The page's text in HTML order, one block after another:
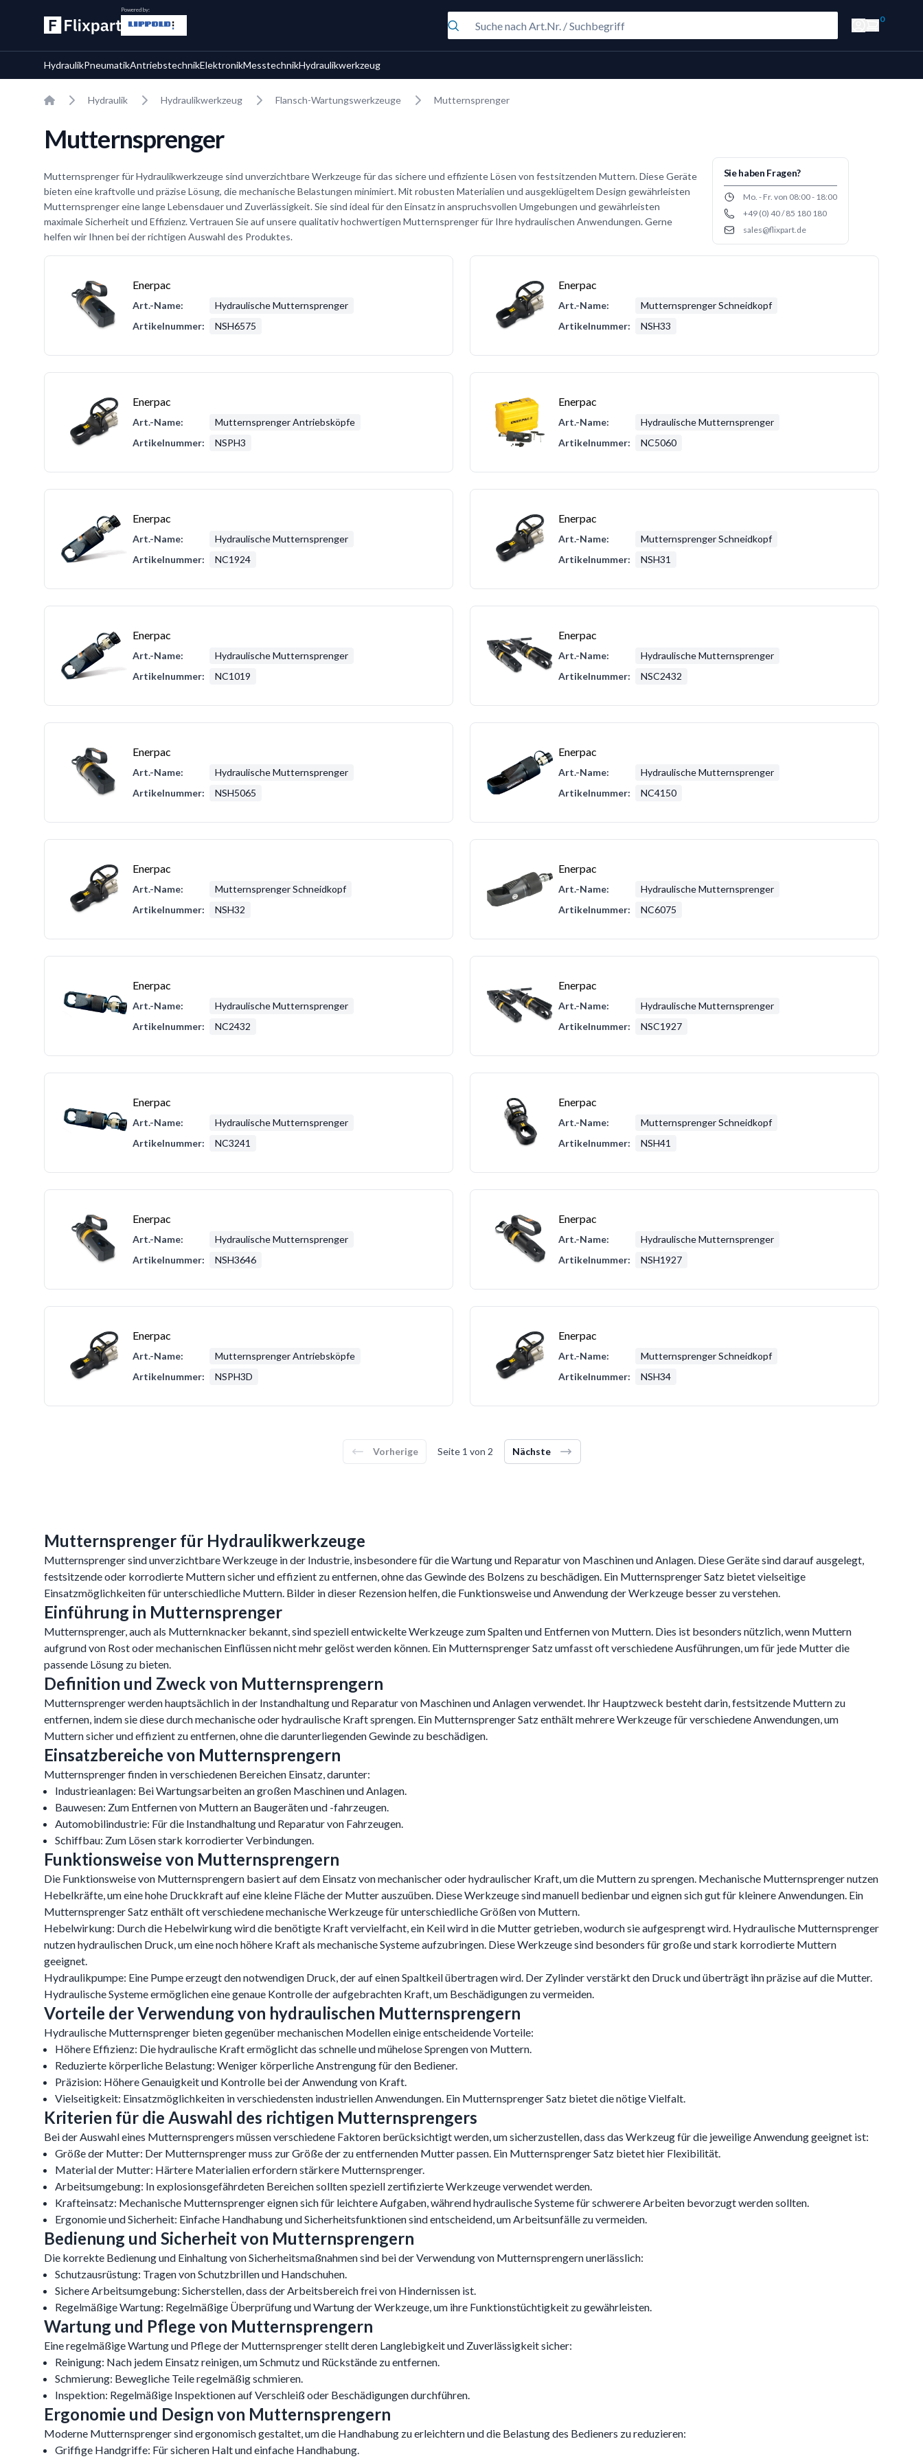
Powered by:
0
HydraulikPneumatikAntriebstechnikElektronikMesstechnikHydraulikwerkzeug
Home Hydraulik Hydraulikwerkzeug Flansch-Wartungswerkzeuge Mutternsprenger
Mutternsprenger
Mutternsprenger für Hydraulikwerkzeuge sind unverzichtbare Werkzeuge für das sichere und effiziente Lösen von festsitzenden Muttern. Diese Geräte
bieten eine kraftvolle und präzise Lösung, die mechanische Belastungen minimiert. Mit robusten Materialien und ausgeklügeltem Design gewährleisten
Mutternsprenger eine lange Lebensdauer und Zuverlässigkeit. Sie sind ideal für den Einsatz in anspruchsvollen Umgebungen und gewährleisten
maximale Sicherheit und Effizienz. Vertrauen Sie auf unsere qualitativ hochwertigen Mutternsprenger für Ihre hydraulischen Anwendungen. Gerne
helfen wir Ihnen bei der richtigen Auswahl des Produktes.
Sie haben Fragen?
Opening hours
Mo. - Fr. von 08:00 - 18:00
Phone number
+49 (0) 40 / 85 180 180
Emailsales@flixpart.de
Enerpac
Art.-Name:
Hydraulische Mutternsprenger
Artikelnummer:
NSH6575
Enerpac
Art.-Name:
Mutternsprenger Schneidkopf
Artikelnummer:
NSH33
Enerpac
Art.-Name:
Mutternsprenger Antriebsköpfe
Artikelnummer:
NSPH3
Enerpac
Art.-Name:
Hydraulische Mutternsprenger
Artikelnummer:
NC5060
Enerpac
Art.-Name:
Hydraulische Mutternsprenger
Artikelnummer:
NC1924
Enerpac
Art.-Name:
Mutternsprenger Schneidkopf
Artikelnummer:
NSH31
Enerpac
Art.-Name:
Hydraulische Mutternsprenger
Artikelnummer:
NC1019
Enerpac
Art.-Name:
Hydraulische Mutternsprenger
Artikelnummer:
NSC2432
Enerpac
Art.-Name:
Hydraulische Mutternsprenger
Artikelnummer:
NSH5065
Enerpac
Art.-Name:
Hydraulische Mutternsprenger
Artikelnummer:
NC4150
Enerpac
Art.-Name:
Mutternsprenger Schneidkopf
Artikelnummer:
NSH32
Enerpac
Art.-Name:
Hydraulische Mutternsprenger
Artikelnummer:
NC6075
Enerpac
Art.-Name:
Hydraulische Mutternsprenger
Artikelnummer:
NC2432
Enerpac
Art.-Name:
Hydraulische Mutternsprenger
Artikelnummer:
NSC1927
Enerpac
Art.-Name:
Hydraulische Mutternsprenger
Artikelnummer:
NC3241
Enerpac
Art.-Name:
Mutternsprenger Schneidkopf
Artikelnummer:
NSH41
Enerpac
Art.-Name:
Hydraulische Mutternsprenger
Artikelnummer:
NSH3646
Enerpac
Art.-Name:
Hydraulische Mutternsprenger
Artikelnummer:
NSH1927
Enerpac
Art.-Name:
Mutternsprenger Antriebsköpfe
Artikelnummer:
NSPH3D
Enerpac
Art.-Name:
Mutternsprenger Schneidkopf
Artikelnummer:
NSH34
Vorherige Seite 1 von 2 Nächste
Mutternsprenger für Hydraulikwerkzeuge
Mutternsprenger sind unverzichtbare Werkzeuge in der Industrie, insbesondere für die Wartung und Reparatur von Maschinen und Anlagen. Diese Geräte sind darauf ausgelegt,
festsitzende oder korrodierte Muttern sicher und effizient zu entfernen, ohne das Gewinde des Bolzens zu beschädigen. Ein Mutternsprenger Satz bietet vielseitige
Einsatzmöglichkeiten für unterschiedliche Muttern. Bilder in dieser Rezension helfen, die Funktionsweise und Anwendung der Werkzeuge besser zu verstehen.
Einführung in Mutternsprenger
Mutternsprenger, auch als Mutternknacker bekannt, sind speziell entwickelte Werkzeuge zum Spalten und Entfernen von Muttern. Dies ist besonders nützlich, wenn Muttern
aufgrund von Rost oder mechanischen Einflüssen nicht mehr gelöst werden können. Ein Mutternsprenger Satz umfasst oft verschiedene Ausführungen, um für jede Mutter die
passende Lösung zu bieten.
Definition und Zweck von Mutternsprengern
Mutternsprenger werden hauptsächlich in der Instandhaltung und Reparatur von Maschinen und Anlagen verwendet. Ihr Hauptzweck besteht darin, festsitzende Muttern zu
entfernen, indem sie diese durch mechanische oder hydraulische Kraft sprengen. Ein Mutternsprenger Satz enthält mehrere Werkzeuge für verschiedene Anwendungen, um
Muttern sicher und effizient zu entfernen, ohne die darunterliegenden Gewinde zu beschädigen.
Einsatzbereiche von Mutternsprengern
Mutternsprenger finden in verschiedenen Bereichen Einsatz, darunter:
Industrieanlagen: Bei Wartungsarbeiten an großen Maschinen und Anlagen.
Bauwesen: Zum Entfernen von Muttern an Baugeräten und -fahrzeugen.
Automobilindustrie: Für die Instandhaltung und Reparatur von Fahrzeugen.
Schiffbau: Zum Lösen stark korrodierter Verbindungen.
Funktionsweise von Mutternsprengern
Die Funktionsweise von Mutternsprengern basiert auf dem Einsatz von mechanischer oder hydraulischer Kraft, um die Muttern zu sprengen. Mechanische Mutternsprenger nutzen
Hebelkräfte, um eine hohe Druckkraft auf eine kleine Fläche der Mutter auszuüben. Diese Werkzeuge sind manuell bedienbar und eignen sich gut für kleinere Anwendungen. Ein
Mutternsprenger Satz enthält oft verschiedene mechanische Werkzeuge für unterschiedliche Größen von Muttern.
Hebelwirkung: Durch die Hebelwirkung wird die benötigte Kraft vervielfacht, ein Keil wird in die Mutter getrieben, wodurch sie aufgesprengt wird. Hydraulische Mutternsprenger
nutzen hydraulischen Druck, um eine noch höhere Kraft als mechanische Systeme aufzubringen. Diese Werkzeuge sind besonders für große und stark korrodierte Muttern
geeignet.
Hydraulikpumpe: Eine Pumpe erzeugt den notwendigen Druck, der auf einen Spaltkeil übertragen wird. Der Zylinder verstärkt den Druck und überträgt ihn präzise auf die Mutter.
Hydraulische Systeme ermöglichen eine genaue Kontrolle der aufgebrachten Kraft, um Beschädigungen zu vermeiden.
Vorteile der Verwendung von hydraulischen Mutternsprengern
Hydraulische Mutternsprenger bieten gegenüber mechanischen Modellen einige entscheidende Vorteile:
Höhere Effizienz: Die hydraulische Kraft ermöglicht das schnelle und mühelose Sprengen von Muttern.
Reduzierte körperliche Belastung: Weniger körperliche Anstrengung für den Bediener.
Präzision: Höhere Genauigkeit und Kontrolle bei der Anwendung von Kraft.
Vielseitigkeit: Einsatzmöglichkeiten in verschiedensten industriellen Anwendungen. Ein Mutternsprenger Satz bietet die nötige Vielfalt.
Kriterien für die Auswahl des richtigen Mutternsprengers
Bei der Auswahl eines Mutternsprengers müssen verschiedene Faktoren berücksichtigt werden, um sicherzustellen, dass das Werkzeug für die jeweilige Anwendung geeignet ist:
Größe der Mutter: Der Mutternsprenger muss zur Größe der zu entfernenden Mutter passen. Ein Mutternsprenger Satz bietet hier Flexibilität.
Material der Mutter: Härtere Materialien erfordern stärkere Mutternsprenger.
Arbeitsumgebung: In explosionsgefährdeten Bereichen sollten speziell zertifizierte Werkzeuge verwendet werden.
Krafteinsatz: Mechanische Mutternsprenger eignen sich für leichtere Aufgaben, während hydraulische Systeme für schwerere Arbeiten bevorzugt werden sollten.
Ergonomie und Sicherheit: Einfache Handhabung und Sicherheitsfunktionen sind entscheidend, um Arbeitsunfälle zu vermeiden.
Bedienung und Sicherheit von Mutternsprengern
Die korrekte Bedienung und Einhaltung von Sicherheitsmaßnahmen sind bei der Verwendung von Mutternsprengern unerlässlich:
Schutzausrüstung: Tragen von Schutzbrillen und Handschuhen.
Sichere Arbeitsumgebung: Sicherstellen, dass der Arbeitsbereich frei von Hindernissen ist.
Regelmäßige Wartung: Regelmäßige Überprüfung und Wartung der Werkzeuge, um ihre Funktionstüchtigkeit zu gewährleisten.
Wartung und Pflege von Mutternsprengern
Eine regelmäßige Wartung und Pflege der Mutternsprenger stellt deren Langlebigkeit und Zuverlässigkeit sicher:
Reinigung: Nach jedem Einsatz reinigen, um Schmutz und Rückstände zu entfernen.
Schmierung: Bewegliche Teile regelmäßig schmieren.
Inspektion: Regelmäßige Inspektionen auf Verschleiß oder Beschädigungen durchführen.
Ergonomie und Design von Mutternsprengern
Moderne Mutternsprenger sind ergonomisch gestaltet, um die Handhabung zu erleichtern und die Belastung des Bedieners zu reduzieren:
Griffige Handgriffe: Für sicheren Halt und einfache Handhabung.